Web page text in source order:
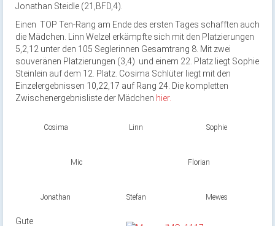
Jonathan Steidle (21,BFD,4).
Einen TOP Ten-Rang am Ende des ersten Tages schafften auch
die Mädchen. Linn Welzel erkämpfte sich mit den Platzierungen
5,2,12 unter den 105 Seglerinnen Gesamtrang 8. Mit zwei
souveränen Platzierungen (3,4) und einem 22. Platz liegt Sophie
Steinlein auf dem 12. Platz. Cosima Schlüter liegt mit den
Einzelergebnissen 10,22,17 auf Rang 24. Die kompletten
Zwischenergebnisliste der Mädchen hier.
Cosima Linn Sophie
Mic Florian
Jonathan Stefan Mewes
Gute